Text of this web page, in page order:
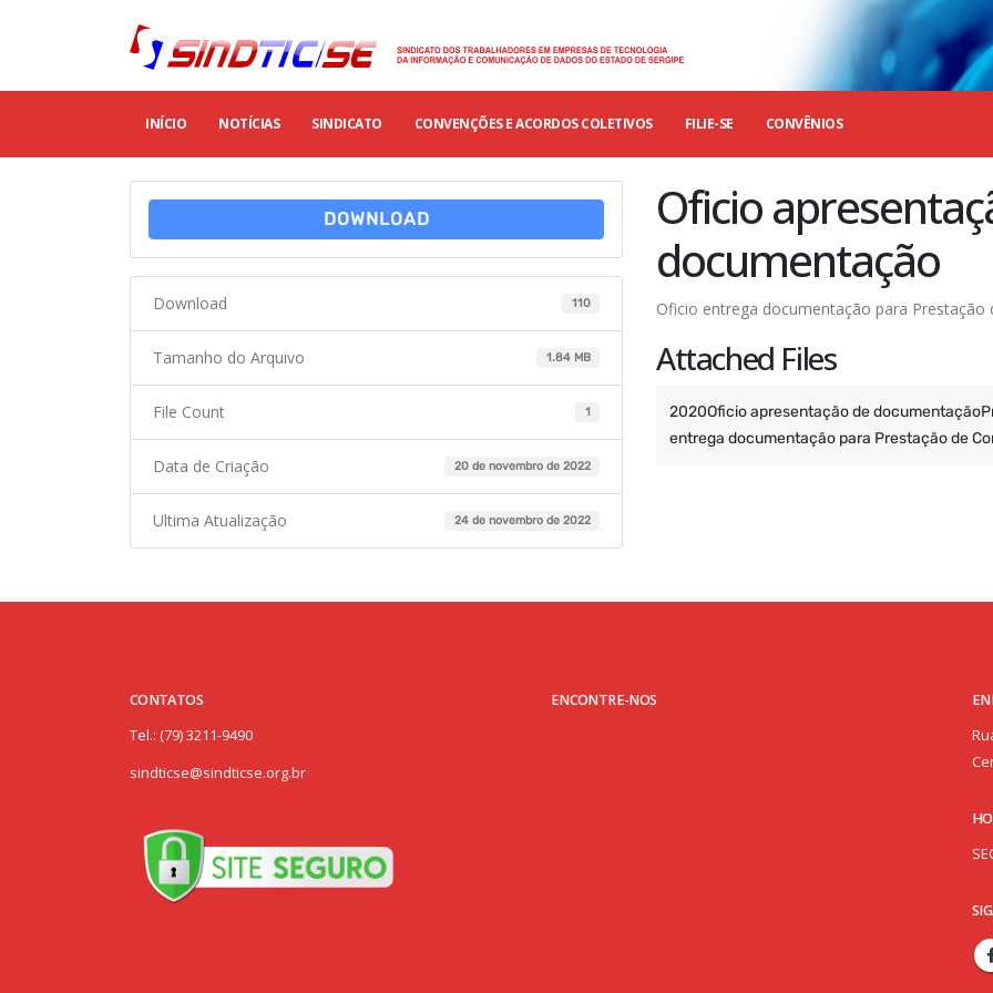
INÍCIO NOTÍCIAS SINDICATO CONVENÇÕES E ACORDOS COLETIVOS FILIE-SE CONVÊNIOS
DOWNLOAD
Download 110
Tamanho do Arquivo 1.84 MB
File Count 1
Data de Criação 20 de novembro de 2022
Ultima Atualização 24 de novembro de 2022
Oficio
documentação
Oficio entrega documentação para Prestação
Attached Files
2020Oficio apresentação de
entrega documentação para Prestação de
CONTATOS
Tel.: (79) 3211-9490
sindticse@sindticse.org.br
ENCONTRE-NOS